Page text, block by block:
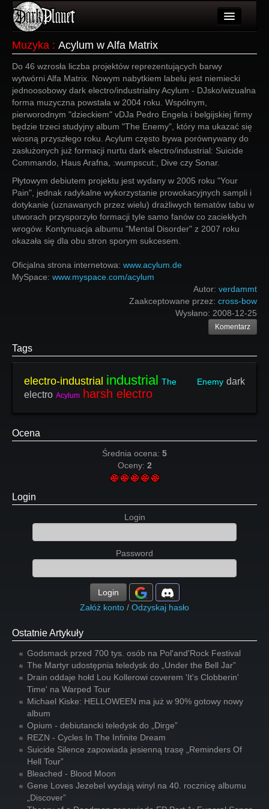
Wydarzenia
Galeria
Forum
Więcej
Login
Muzyka : Acylum w Alfa Matrix
Do 46 wzrosła liczba projektów reprezentujących barwy
wytwórni Alfa Matrix. Nowym nabytkiem labelu jest niemiecki
jednoosobowy dark electro/industrialny Acylum - DJsko/wizualna
forma muzyczna powstała w 2004 roku. Wspólnym,
pierworodnym "dzieckiem" vDJa Pedro Engela i belgijskiej firmy
będzie trzeci studyjny album "The Enemy", który ma ukazać się
wiosną przyszłego roku. Acylum często bywa porównywany do
zasłużonych już formacji nurtu dark electro/industrial: Suicide
Commando, Haus Arafna, :wumpscut:, Dive czy Sonar.
Płytowym debiutem projektu jest wydany w 2005 roku "Your
Pain", jednak radykalne wykorzystanie prowokacyjnych sampli i
dotykanie (uznawanych przez wielu) drażliwych tematów tabu w
utworach przysporzyło formacji tyle samo fanów co zaciekłych
wrogów. Kontynuacja albumu "Mental Disorder" z 2007 roku
okazała się dla obu stron sporym sukcesem.
Oficjalna strona internetowa: www.acylum.de
MySpace: www.myspace.com/acylum
Autor: verdammt
Zaakceptowane przez: cross-bow
Wysłano: 2008-12-25
Komentarz
Tags
electro-industrial industrial The Enemy dark
electro Acylum harsh electro
Ocena
Średnia ocena: 5
Oceny: 2
Login
Login
Password
Login
Załóż konto / Odzyskaj hasło
Ostatnie Artykuły
Godsmack przed 700 tys. osób na Pol'and'Rock Festival
The Martyr udostępnia teledysk do „Under the Bell Jar”
Drain oddaje hołd Lou Kollerowi coverem 'It's Clobberin'
Time' na Warped Tour
Michael Kiske: HELLOWEEN ma już w 90% gotowy nowy
album
Opium - debiutancki teledysk do „Dirge”
REZN - Cycles In The Infinite Dream
Suicide Silence zapowiada jesienną trasę „Reminders Of
Hell Tour”
Bleached - Blood Moon
Gene Loves Jezebel wydają winyl na 40. rocznicę albumu
„Discover”